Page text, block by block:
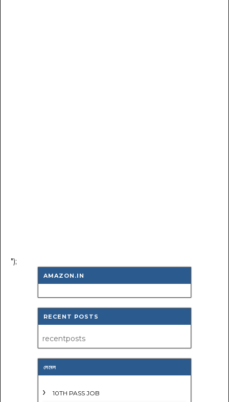
");
AMAZON.IN
RECENT POSTS
recentposts
লেবেল
10TH PASS JOB